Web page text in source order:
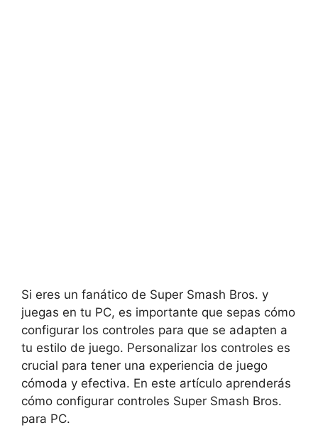
Si eres un fanático de Super Smash Bros. y
juegas en tu PC, es importante que sepas cómo
configurar los controles para que se adapten a
tu estilo de juego. Personalizar los controles es
crucial para tener una experiencia de juego
cómoda y efectiva. En este artículo aprenderás
cómo configurar controles Super Smash Bros.
para PC.